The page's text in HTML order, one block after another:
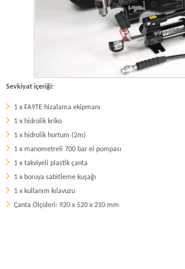
Sevkiyat içeriği:
1 x FA9TE hizalama ekipmanı
1 x hidrolik kriko
1 x hidrolik hortum (2m)
1 x manometreli 700 bar el pompası
1 x takviyeli plastik çanta
1 x boruya sabitleme kuşağı
1 x kullanım kılavuzu
Çanta Ölçüleri: 920 x 520 x 210 mm